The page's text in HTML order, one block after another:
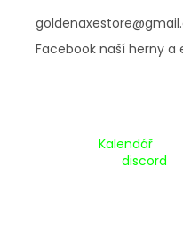
goldenaxestore@
Facebook naší herny a
Kalendář
discord